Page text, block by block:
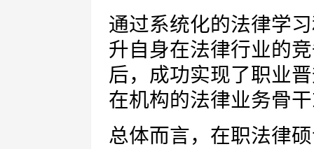
通过系统化的法律学
升自身在法律行业的
后，成功实现了职业
在机构的法律业务骨
总体而言，在职法律